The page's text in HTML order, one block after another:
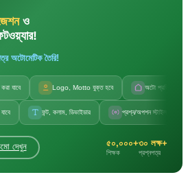
ও
অটোমেটিক তৈরি!
Logo, Motto যুক্ত হবে অটো প্রতিষ্ঠানের নাম
ফন্ট, কলাম, ডিভাইডার প্রশ্ন/অপশন স্টাইল পরিবর্তন
দেখুন ৫০,০০০+
শিক্ষক
৩০ লক্ষ+
প্রশ্নপত্র